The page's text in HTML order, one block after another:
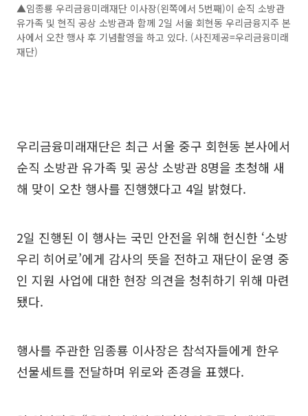
▲임종룡 우리금융미래재단 이사장(왼쪽에서 5번째)이 순직 소방관
유가족 및 현직 공상 소방관과 함께 2일 서울 회현동 우리금융지주 본
사에서 오찬 행사 후 기념촬영을 하고 있다. (사진제공=우리금융미래
재단)
우리금융미래재단은 최근 서울 중구 회현동 본사에서
순직 소방관 유가족 및 공상 소방관 8명을 초청해 새
해 맞이 오찬 행사를 진행했다고 4일 밝혔다.
2일 진행된 이 행사는 국민 안전을 위해 헌신한 ‘소방
우리 히어로’에게 감사의 뜻을 전하고 재단이 운영 중
인 지원 사업에 대한 현장 의견을 청취하기 위해 마련
됐다.
행사를 주관한 임종룡 이사장은 참석자들에게 한우
선물세트를 전달하며 위로와 존경을 표했다.